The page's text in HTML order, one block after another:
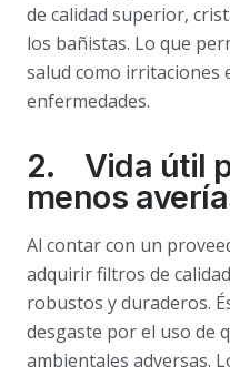
de calidad superior,
los bañistas. Lo que
salud como irritaciones
enfermedades.
2. Vida útil
menos
Al contar con un
adquirir filtros de
robustos y duraderos.
desgaste por el uso de
ambientales adversas.